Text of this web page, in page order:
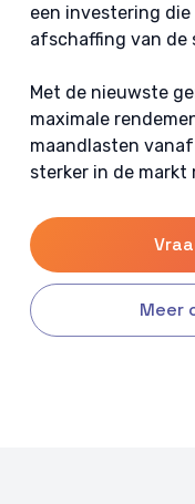
een investering
afschaffing van de
Met de nieuwste
maximale
maandlasten
sterker in de markt
Meer